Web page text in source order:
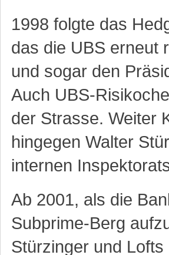
1998 folgte das
das die UBS erneut
und sogar den
Auch UBS-
der Strasse. Weiter
hingegen Walter
internen
Ab 2001, als die
Subprime-Berg
Stürzinger und